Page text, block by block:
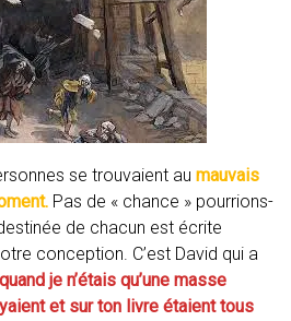
se trouvaient au mauvais
Pas de « chance » pourrions-
de chacun est écrite
conception. C’est David qui a
je n’étais qu’une masse
et sur ton livre étaient tous